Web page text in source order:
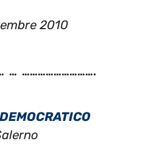
2010
… ……………………….